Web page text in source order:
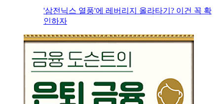
'삼전닉스 열풍'에 레버리지 올라타기? 이건 꼭 확
인하자